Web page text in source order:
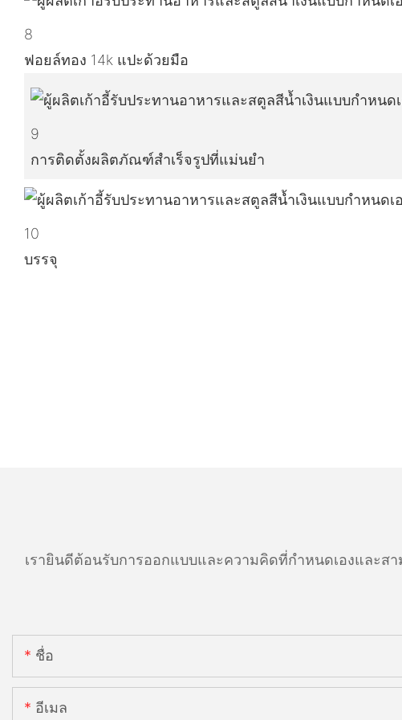
8
ฟอยล์ทอง 14k แปะด้วยมือ
9
การติดตั้งผลิตภัณฑ์สำเร็จรูปที่แม่นยำ
10
บรรจุ
เรายินดีต้อนรับการออกแบบและความคิดที่กำหนดเองและส
ชื่อ
อีเมล